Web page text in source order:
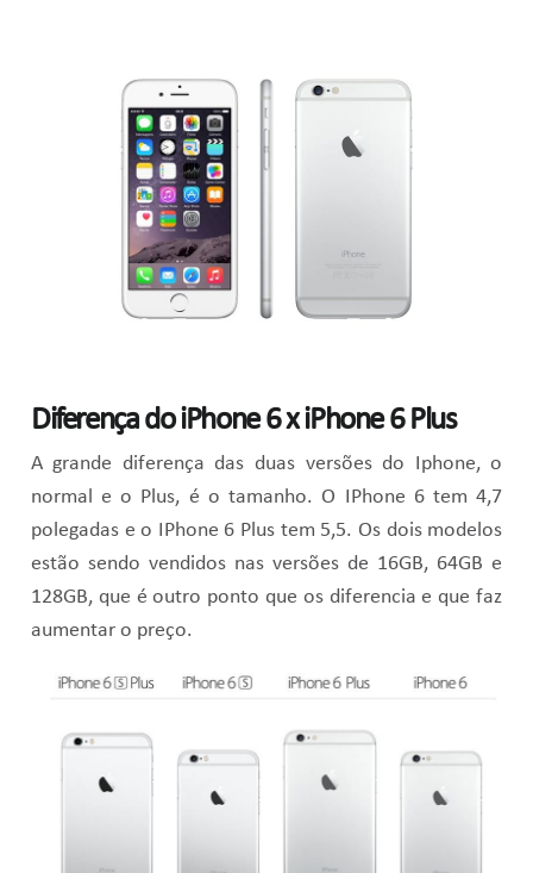
Diferença do iPhone 6 x iPhone 6 Plus
A grande diferença das duas versões do Iphone, o
normal e o Plus, é o tamanho. O IPhone 6 tem 4,7
polegadas e o IPhone 6 Plus tem 5,5. Os dois modelos
estão sendo vendidos nas versões de 16GB, 64GB e
128GB, que é outro ponto que os diferencia e que faz
aumentar o preço.